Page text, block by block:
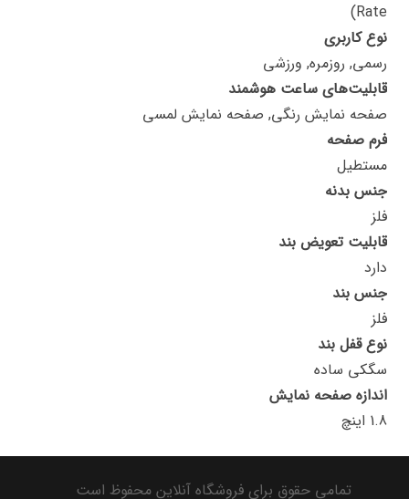
Rate)
نوع کاربری
رسمی, روزمره, ورزشی
قابلیت‌های ساعت هوشمند
صفحه نمایش رنگی, صفحه نمایش لمسی
فرم صفحه
مستطیل
جنس بدنه
فلز
قابلیت تعویض بند
دارد
جنس بند
فلز
نوع قفل بند
سگکی ساده
اندازه صفحه نمایش
1.8 اینچ
تمامی حقوق برای فروشگاه آنلاین محفوظ است